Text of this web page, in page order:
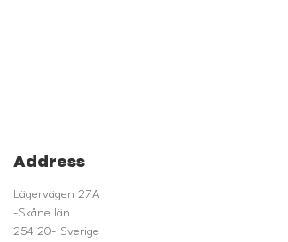
Address
Lägervägen 27A
-Skåne län
254 20- Sverige